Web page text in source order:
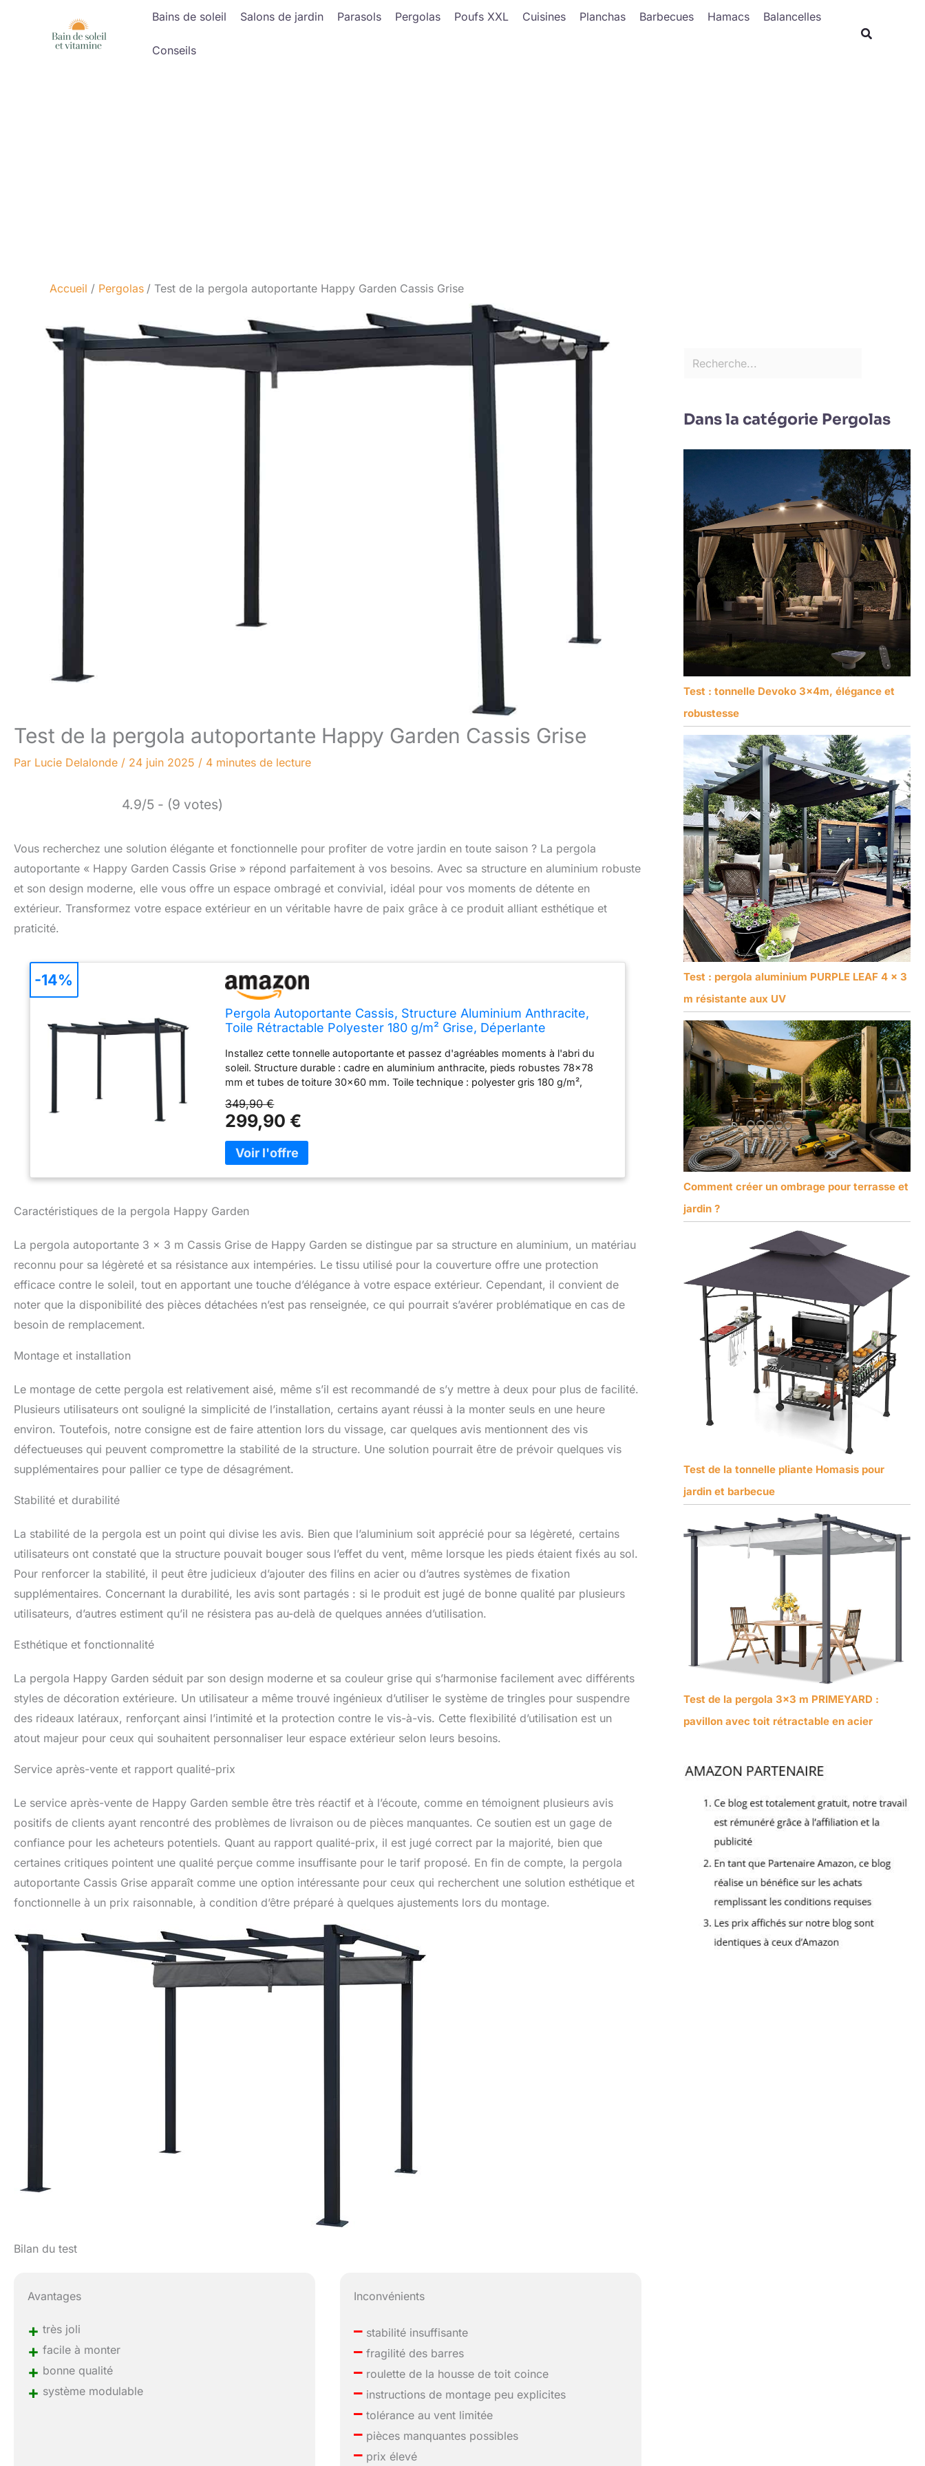
Bains de soleil Salons de jardin Parasols Pergolas Poufs XXL Cuisines Planchas Barbecues Hamacs Balancelles
Conseils
Accueil Pergolas Test de la pergola autoportante Happy Garden Cassis Grise
Test de la pergola autoportante Happy Garden Cassis Grise
Par Lucie Delalonde / 24 juin 2025 / 4 minutes de lecture
4.9/5 - (9 votes)
Vous recherchez une solution élégante et fonctionnelle pour profiter de votre jardin en toute saison ? La pergola
autoportante « Happy Garden Cassis Grise » répond parfaitement à vos besoins. Avec sa structure en aluminium robuste
et son design moderne, elle vous offre un espace ombragé et convivial, idéal pour vos moments de détente en
extérieur. Transformez votre espace extérieur en un véritable havre de paix grâce à ce produit alliant esthétique et
praticité.
Pergola Autoportante Cassis, Structure Aluminium Anthracite,
Toile Rétractable Polyester 180 g/m² Grise, Déperlante
Installez cette tonnelle autoportante et passez d'agréables moments à l'abri du
soleil. Structure durable : cadre en aluminium anthracite, pieds robustes 78×78
mm et tubes de toiture 30×60 mm. Toile technique : polyester gris 180 g/m²,
avec languette pour moduler facilement l'ombre et le soleil. Dimensions : Totales :
L 305 × l 298,5 × H 221,5cm - Matières : Structure (tube) : aluminium - Toile :
polyester, 180g/m² - Couleurs : Toile : gris - Structure : anthracite - Garantie 2 ans
- À monter (notice incluse) - Livraison en 1 colis en pas de porte, en bas
d'immeuble
349,90 €
299,90 €
-14%
Caractéristiques de la pergola Happy Garden
La pergola autoportante 3 × 3 m Cassis Grise de Happy Garden se distingue par sa structure en aluminium, un matériau
reconnu pour sa légèreté et sa résistance aux intempéries. Le tissu utilisé pour la couverture offre une protection
efficace contre le soleil, tout en apportant une touche d’élégance à votre espace extérieur. Cependant, il convient de
noter que la disponibilité des pièces détachées n’est pas renseignée, ce qui pourrait s’avérer problématique en cas de
besoin de remplacement.
Montage et installation
Le montage de cette pergola est relativement aisé, même s’il est recommandé de s’y mettre à deux pour plus de facilité.
Plusieurs utilisateurs ont souligné la simplicité de l’installation, certains ayant réussi à la monter seuls en une heure
environ. Toutefois, notre consigne est de faire attention lors du vissage, car quelques avis mentionnent des vis
défectueuses qui peuvent compromettre la stabilité de la structure. Une solution pourrait être de prévoir quelques vis
supplémentaires pour pallier ce type de désagrément.
Stabilité et durabilité
La stabilité de la pergola est un point qui divise les avis. Bien que l’aluminium soit apprécié pour sa légèreté, certains
utilisateurs ont constaté que la structure pouvait bouger sous l’effet du vent, même lorsque les pieds étaient fixés au sol.
Pour renforcer la stabilité, il peut être judicieux d’ajouter des filins en acier ou d’autres systèmes de fixation
supplémentaires. Concernant la durabilité, les avis sont partagés : si le produit est jugé de bonne qualité par plusieurs
utilisateurs, d’autres estiment qu’il ne résistera pas au-delà de quelques années d’utilisation.
Esthétique et fonctionnalité
La pergola Happy Garden séduit par son design moderne et sa couleur grise qui s’harmonise facilement avec différents
styles de décoration extérieure. Un utilisateur a même trouvé ingénieux d’utiliser le système de tringles pour suspendre
des rideaux latéraux, renforçant ainsi l’intimité et la protection contre le vis-à-vis. Cette flexibilité d’utilisation est un
atout majeur pour ceux qui souhaitent personnaliser leur espace extérieur selon leurs besoins.
Service après-vente et rapport qualité-prix
Le service après-vente de Happy Garden semble être très réactif et à l’écoute, comme en témoignent plusieurs avis
positifs de clients ayant rencontré des problèmes de livraison ou de pièces manquantes. Ce soutien est un gage de
confiance pour les acheteurs potentiels. Quant au rapport qualité-prix, il est jugé correct par la majorité, bien que
certaines critiques pointent une qualité perçue comme insuffisante pour le tarif proposé. En fin de compte, la pergola
autoportante Cassis Grise apparaît comme une option intéressante pour ceux qui recherchent une solution esthétique et
fonctionnelle à un prix raisonnable, à condition d’être préparé à quelques ajustements lors du montage.
Bilan du test
Avantages
+ très joli
+ facile à monter
+ bonne qualité
+ système modulable
Inconvénients
– stabilité insuffisante
– fragilité des barres
– roulette de la housse de toit coince
– instructions de montage peu explicites
– tolérance au vent limitée
– pièces manquantes possibles
– prix élevé
Rechercher
Dans la catégorie Pergolas
Test : tonnelle Devoko 3x4m, élégance et
robustesse
Test : pergola aluminium PURPLE LEAF 4 x 3
m résistante aux UV
Comment créer un ombrage pour terrasse et
jardin ?
Test de la tonnelle pliante Homasis pour
jardin et barbecue
Test de la pergola 3×3 m PRIMEYARD :
pavillon avec toit rétractable en acier